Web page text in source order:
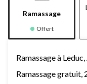
Ramassage
Offert
Ramassage à
Ramassage gratuit,